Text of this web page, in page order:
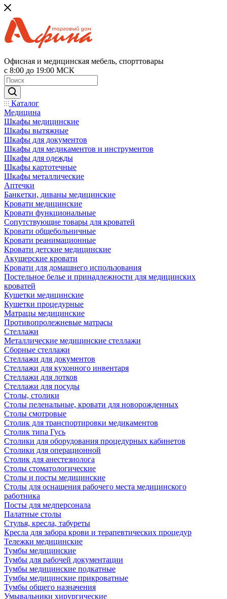
Офисная и медицинская мебель, спорттовары
с 8:00 до 19:00 МСК
Каталог
Медицина
Шкафы медицинские
Шкафы вытяжные
Шкафы для документов
Шкафы для медикаментов и инструментов
Шкафы для одежды
Шкафы картотечные
Шкафы металлические
Аптечки
Банкетки, диваны медицинские
Кровати медицинские
Кровати функциональные
Сопутствующие товары для кроватей
Кровати общебольничные
Кровати реанимационные
Кровати детские медицинские
Акушерские кровати
Кровати для домашнего использования
Постельное белье и принадлежности для медицинских
кроватей
Кушетки медицинские
Кушетки процедурные
Матрацы медицинские
Противопролежневые матрасы
Стеллажи
Металлические медицинские стеллажи
Сборные стеллажи
Стеллажи для документов
Стеллажи для кухонного инвентаря
Стеллажи для лотков
Стеллажи для посуды
Столы, столики
Столы пеленальные, кровати для новорожденных
Столы смотровые
Столик для транспортировки медикаментов
Столик типа Гусь
Столики для оборудования процедурных кабинетов
Столики для операционной
Столик для анестезиолога
Столы стоматологические
Столы и посты медицинские
Столы для оснащения рабочего места медицинского
работника
Посты для медперсонала
Палатные столы
Стулья, кресла, табуреты
Кресла для забора крови и терапевтических процедур
Тележки медицинские
Тумбы медицинские
Тумбы для рабочей документации
Тумбы медицинские подкатные
Тумбы медицинские прикроватные
Тумбы общего назначения
Умывальники хирургические